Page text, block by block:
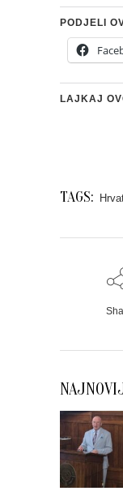
PODJELI
LAJKAJ
TAGS: